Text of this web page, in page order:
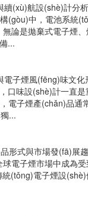
續(xù)航設(shè)計分析
(gòu)中，電池系統
論是拋棄式電子煙
...
電子煙風(fēng)味文化
口味設(shè)計一直
電子煙產(chǎn)品通
...
形式與市場發(fā)展
電子煙市場中成為
(tǒng)電子煙設